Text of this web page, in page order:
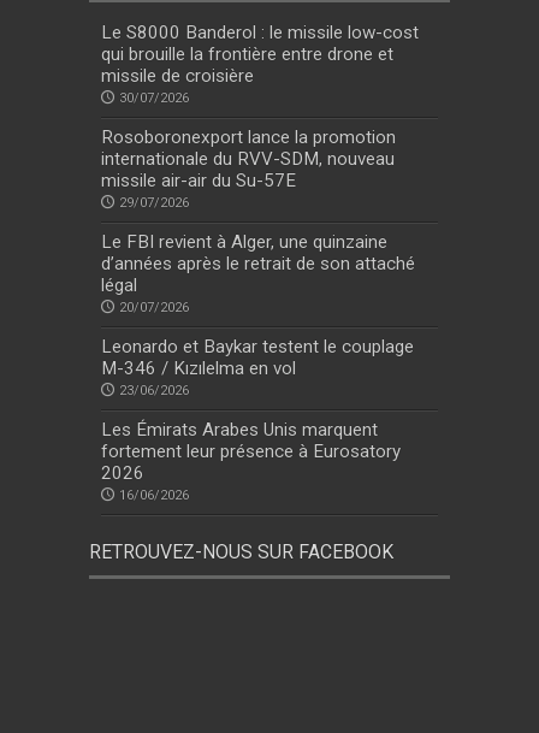
Le S8000 Banderol : le missile low-cost
qui brouille la frontière entre drone et
missile de croisière
30/07/2026
Rosoboronexport lance la promotion
internationale du RVV-SDM, nouveau
missile air-air du Su-57E
29/07/2026
Le FBI revient à Alger, une quinzaine
d’années après le retrait de son attaché
légal
20/07/2026
Leonardo et Baykar testent le couplage
M-346 / Kızılelma en vol
23/06/2026
Les Émirats Arabes Unis marquent
fortement leur présence à Eurosatory
2026
16/06/2026
RETROUVEZ-NOUS SUR FACEBOOK